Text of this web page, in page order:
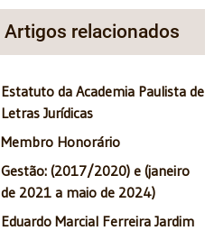
Artigos relacionados
Estatuto da Academia Paulista de
Letras Jurídicas
Membro Honorário
Gestão: (2017/2020) e (janeiro
de 2021 a maio de 2024)
Eduardo Marcial Ferreira Jardim